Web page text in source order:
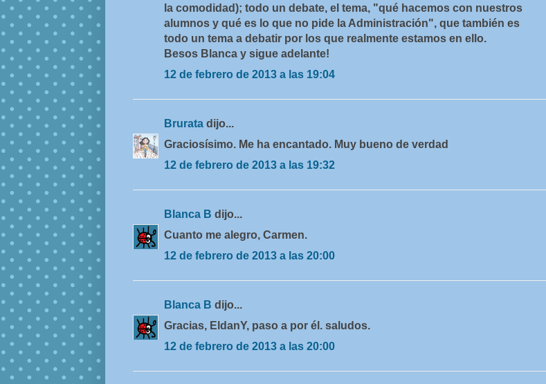
la comodidad); todo un debate, el tema, "qué hacemos con nuestros
alumnos y qué es lo que no pide la Administración", que también es
todo un tema a debatir por los que realmente estamos en ello.
Besos Blanca y sigue adelante!
12 de febrero de 2013 a las 19:04
Brurata dijo...
Graciosísimo. Me ha encantado. Muy bueno de verdad
12 de febrero de 2013 a las 19:32
Blanca B dijo...
Cuanto me alegro, Carmen.
12 de febrero de 2013 a las 20:00
Blanca B dijo...
Gracias, EldanY, paso a por él. saludos.
12 de febrero de 2013 a las 20:00